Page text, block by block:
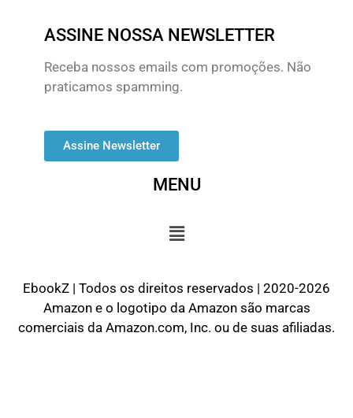
ASSINE NOSSA NEWSLETTER
Receba nossos emails com promoções. Não
praticamos spamming.
Assine Newsletter
MENU
EbookZ | Todos os direitos reservados | 2020-2026
Amazon e o logotipo da Amazon são marcas
comerciais da Amazon.com, Inc. ou de suas afiliadas.